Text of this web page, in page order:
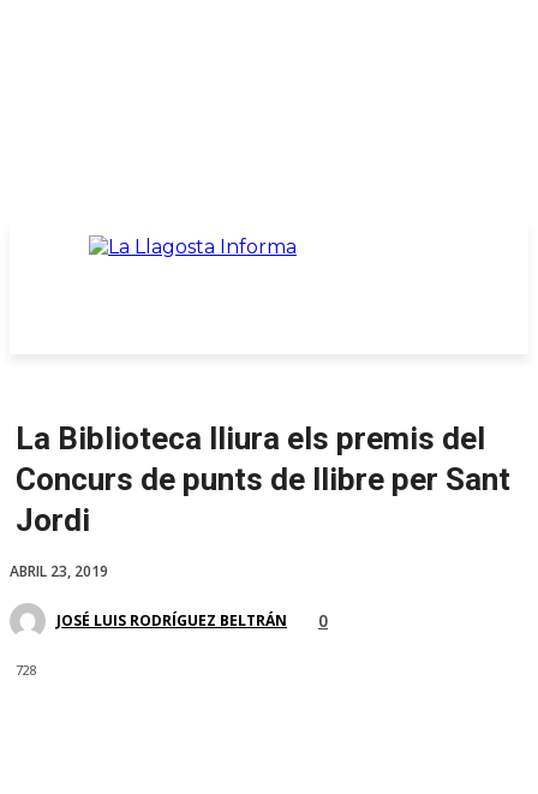
La Biblioteca lliura els premis del
Concurs de punts de llibre per Sant
Jordi
ABRIL 23, 2019
JOSÉ LUIS RODRÍGUEZ BELTRÁN 0
728